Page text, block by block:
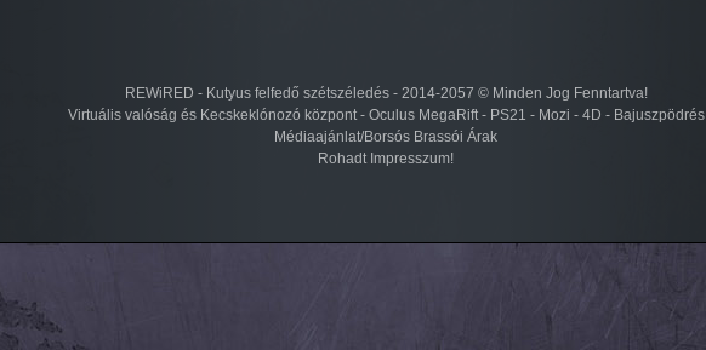
REWiRED - Kutyus felfedő szétszéledés - 2014-2057 © Minden Jog Fenntartva!
Virtuális valóság és Kecskeklónozó központ - Oculus MegaRift - PS21 - Mozi - 4D - Bajuszpödrés
Médiaajánlat/Borsós Brassói Árak
Rohadt Impresszum!